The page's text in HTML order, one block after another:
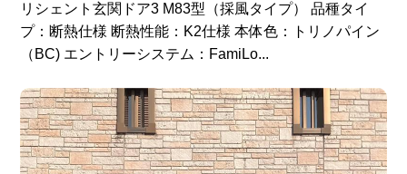
リシェント玄関ドア3 M83型（採風タイプ） 品種タイ
プ：断熱仕様 断熱性能：K2仕様 本体色：トリノパイン
（BC) エントリーシステム：FamiLo...